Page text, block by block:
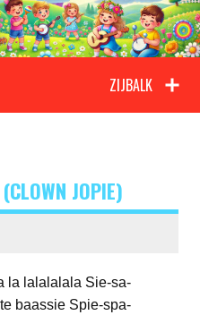
Kinderliedjes
ZIJBALK
JOPIE)
la lalalalala Sie-sa-
baassie Spie-spa-